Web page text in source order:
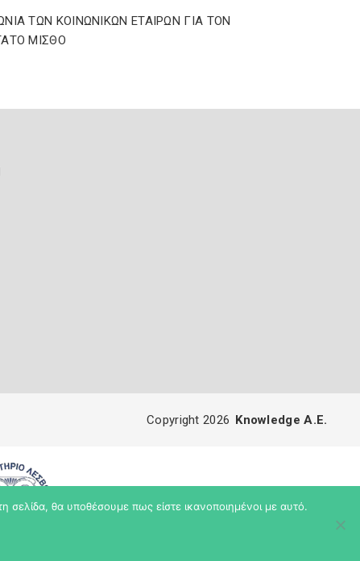
ΤΩΝ ΚΟΙΝΩΝΙΚΩΝ ΕΤΑΙΡΩΝ ΓΙΑ ΤΟΝ
ΜΙΣΘΟ
Copyright 2026 Knowledge A.E.
σελίδα, θα υποθέσουμε πως είστε ικανοποιημένοι με αυτό.